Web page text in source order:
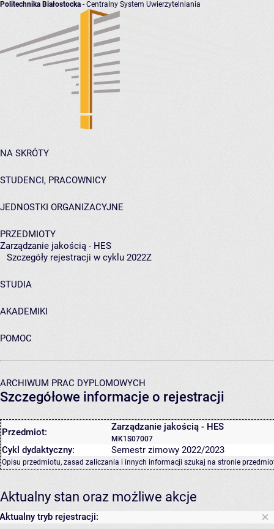
Politechnika Białostocka - Centralny System Uwierzytelniania
NA SKRÓTY
STUDENCI, PRACOWNICY
JEDNOSTKI ORGANIZACYJNE
PRZEDMIOTY
Zarządzanie jakością - HES
Szczegóły rejestracji w cyklu 2022Z
STUDIA
AKADEMIKI
POMOC
ARCHIWUM PRAC DYPLOMOWYCH
Szczegółowe informacje o rejestracji
Przedmiot: Zarządzanie jakością - HES
MK1S07007
Cykl dydaktyczny: Semestr zimowy 2022/2023
Opisu przedmiotu, zasad zaliczania i innych informacji szukaj na stronie
Aktualny stan oraz możliwe akcje
Aktualny tryb rejestracji: